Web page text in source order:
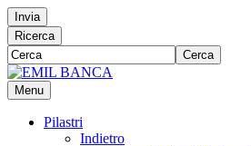
Invia
Ricerca
Cerca
Menu
Pilastri
Indietro